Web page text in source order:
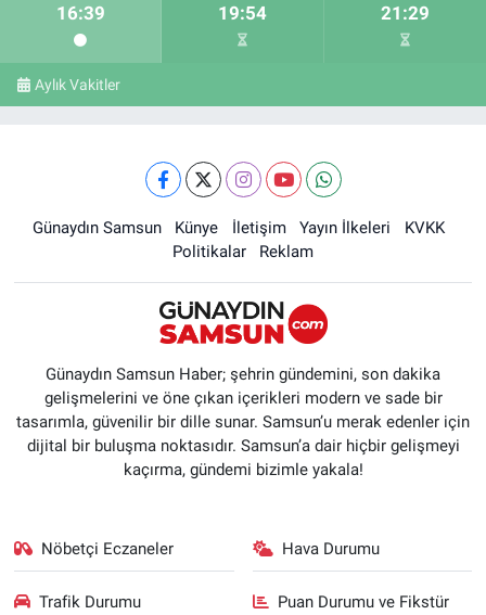
16:39 19:54 21:29
Aylık Vakitler
Günaydın Samsun Künye İletişim Yayın İlkeleri
KVKK
Politikalar
Reklam
Günaydın Samsun Haber; şehrin gündemini, son dakika
gelişmelerini ve öne çıkan içerikleri modern ve sade bir
tasarımla, güvenilir bir dille sunar. Samsun’u merak edenler için
dijital bir buluşma noktasıdır. Samsun’a dair hiçbir gelişmeyi
kaçırma, gündemi bizimle yakala!
Nöbetçi Eczaneler Hava Durumu
Trafik Durumu Puan Durumu ve Fikstür